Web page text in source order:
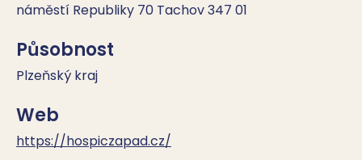
náměstí Republiky 70 Tachov 347 01
Působnost
Plzeňský kraj
Web
https://hospiczapad.cz/